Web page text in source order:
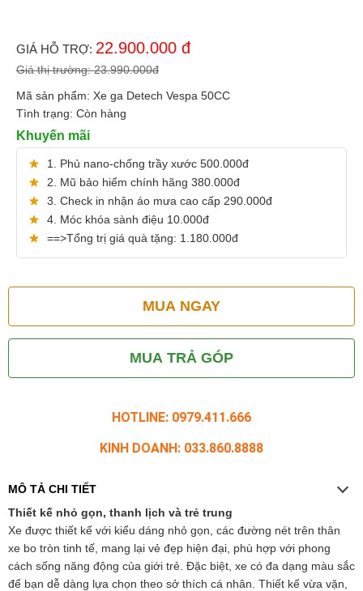
GIÁ HỖ TRỢ: 22.900.000 đ
Giá thị trường:23.990.000đ
Mã sản phẩm: Xe ga Detech Vespa 50CC
Tình trạng: Còn hàng
Khuyến mãi
1. Phủ nano-chống trầy xước 500.000đ
2. Mũ bảo hiểm chính hãng 380.000đ
3. Check in nhận áo mưa cao cấp 290.000đ
4. Móc khóa sành điệu 10.000đ
==>Tổng trị giá quà tặng: 1.180.000đ
MUA NGAY
MUA TRẢ GÓP
HOTLINE: 0979.411.666
KINH DOANH: 033.860.8888
MÔ TẢ CHI TIẾT
Thiết kế nhỏ gọn, thanh lịch và trẻ trung
Xe được thiết kế với kiểu dáng nhỏ gọn, các đường nét trên thân
xe bo tròn tinh tế, mang lại vẻ đẹp hiện đại, phù hợp với phong
cách sống năng động của giới trẻ. Đặc biệt, xe có đa dạng màu sắc
để bạn dễ dàng lựa chọn theo sở thích cá nhân. Thiết kế vừa vặn,